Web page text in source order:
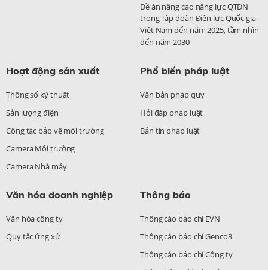
Đề án nâng cao năng lực QTDN
trong Tập đoàn Điện lực Quốc gia
Việt Nam đến năm 2025, tầm nhìn
đến năm 2030
Hoạt động sản xuất
Thông số kỹ thuật
Sản lượng điện
Công tác bảo vệ môi trường
Camera Môi trường
Camera Nhà máy
Phổ biến pháp luật
Văn bản pháp quy
Hỏi đáp pháp luật
Bản tin pháp luật
Văn hóa doanh nghiệp
Văn hóa công ty
Quy tắc ứng xử
Thông báo
Thông cáo báo chí EVN
Thông cáo báo chí Genco3
Thông cáo báo chí Công ty